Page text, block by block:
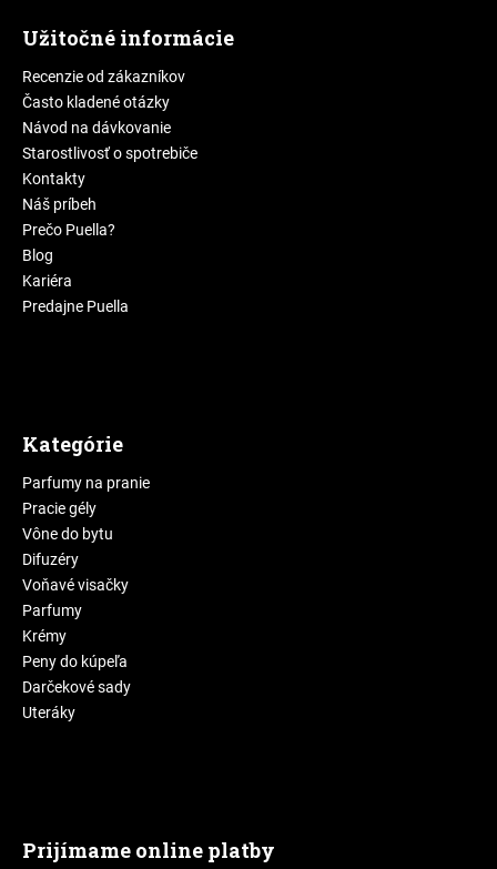
Užitočné informácie
Recenzie od zákazníkov
Často kladené otázky
Návod na dávkovanie
Starostlivosť o spotrebiče
Kontakty
Náš príbeh
Prečo Puella?
Blog
Kariéra
Predajne Puella
Kategórie
Parfumy na pranie
Pracie gély
Vône do bytu
Difuzéry
Voňavé visačky
Parfumy
Krémy
Peny do kúpeľa
Darčekové sady
Uteráky
Prijímame online platby